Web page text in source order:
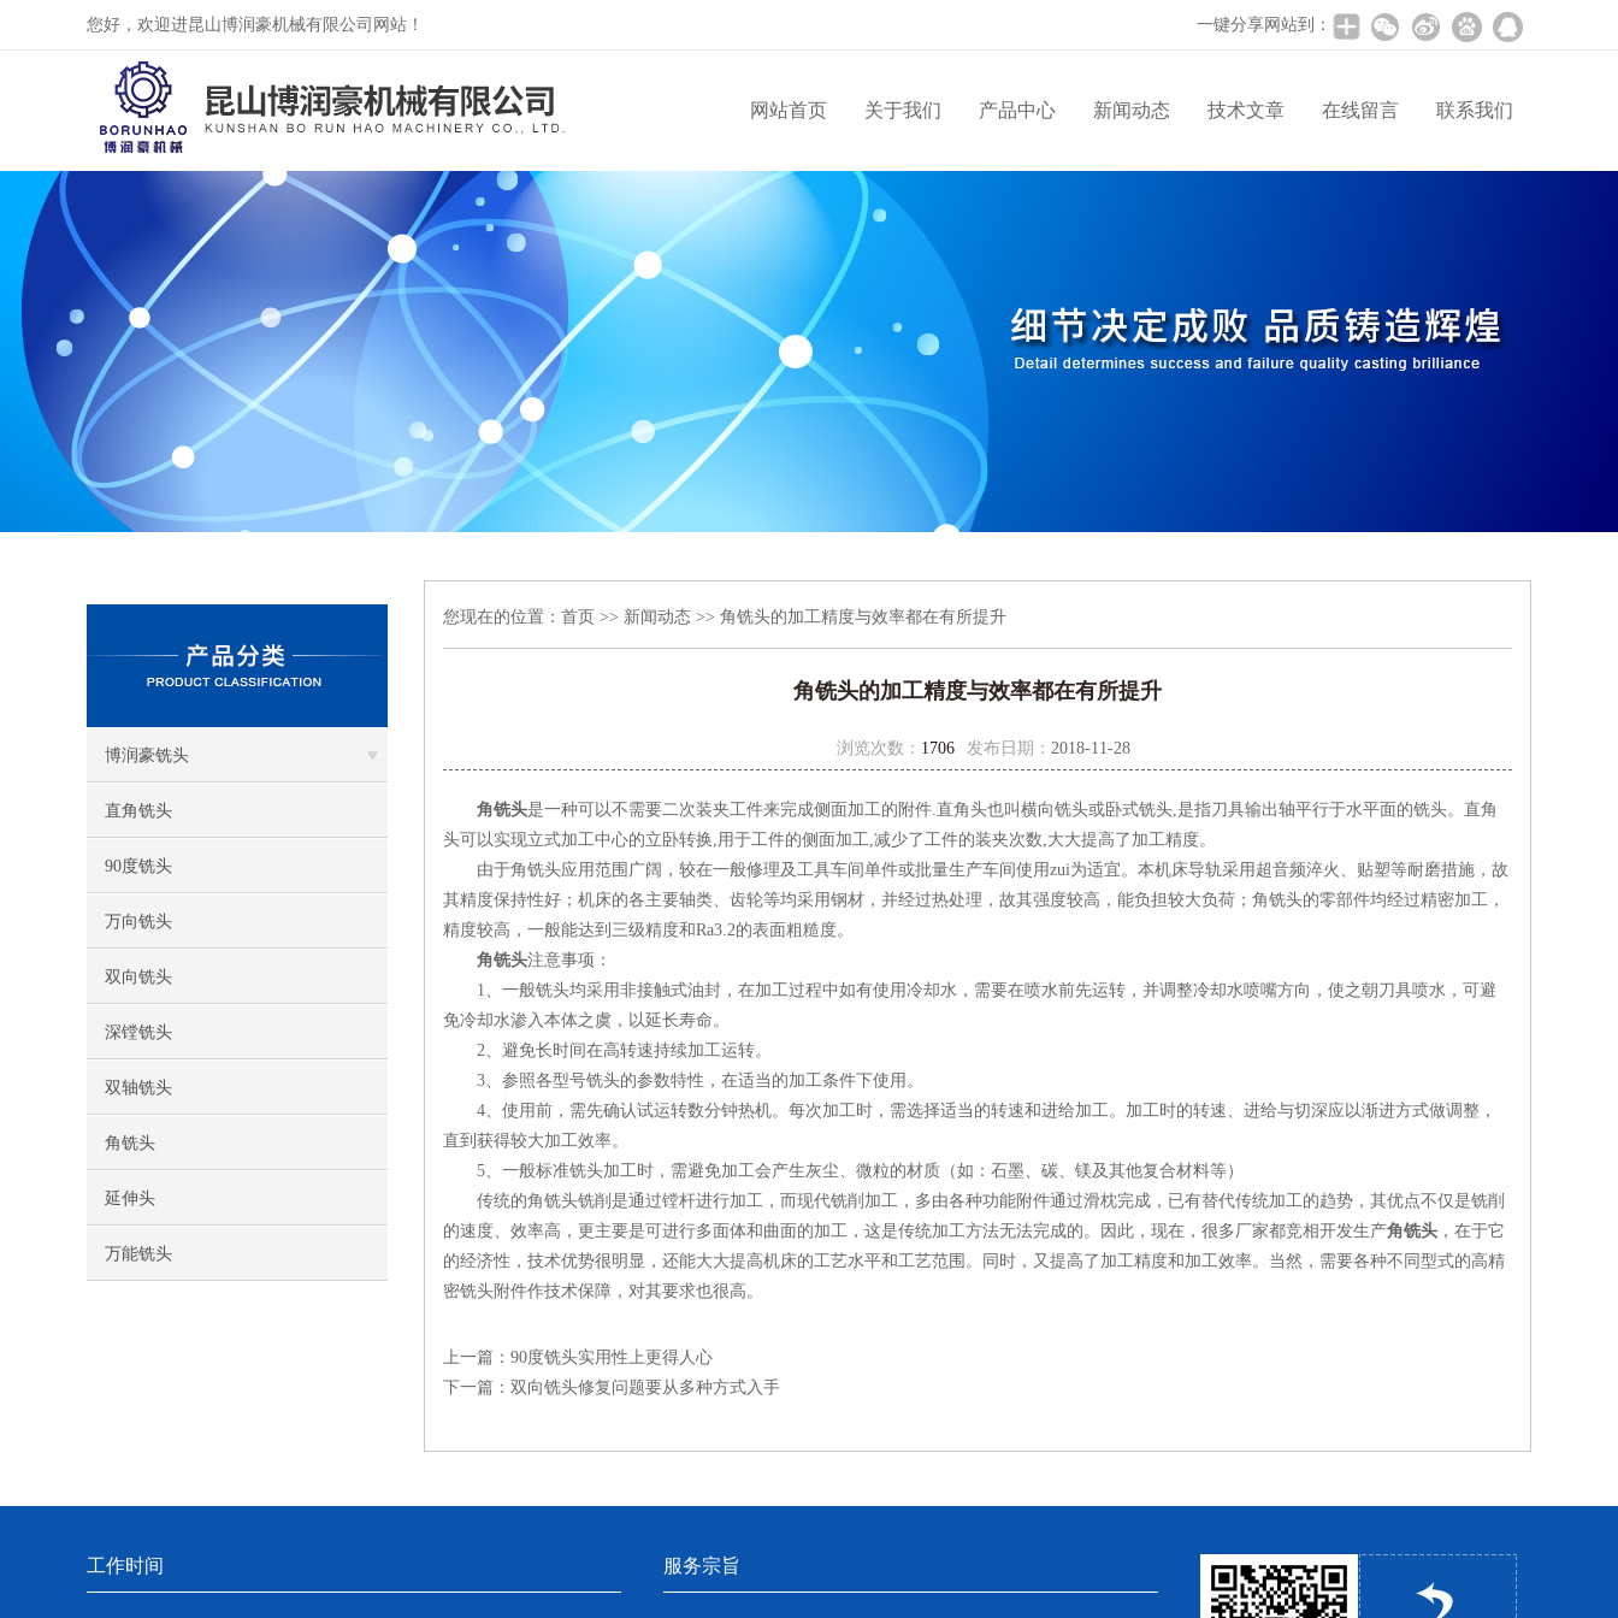
您好，欢迎进昆山博润豪机械有限公司网站！ 一键分享网站到：
网站首页 关于我们 产品中心 新闻动态 技术文章 在线留言 联系我们
博润豪铣头
直角铣头
90度铣头
万向铣头
双向铣头
深镗铣头
双轴铣头
角铣头
延伸头
万能铣头
您现在的位置： 首页 >> 新闻动态 >> 角铣头的加工精度与效率都在有所提升
角铣头的加工精度与效率都在有所提升
浏览次数： 1706 发布日期： 2018-11-28
角铣头是一种可以不需要二次装夹工件来完成侧面加工的附件.直角头也叫横向铣头或卧式铣头,是指刀具输出轴平行于水平面的铣头。直角
头可以实现立式加工中心的立卧转换,用于工件的侧面加工,减少了工件的装夹次数,大大提高了加工精度。
由于角铣头应用范围广阔，较在一般修理及工具车间单件或批量生产车间使用zui为适宜。本机床导轨采用超音频淬火、贴塑等耐磨措施，故
其精度保持性好；机床的各主要轴类、齿轮等均采用钢材，并经过热处理，故其强度较高，能负担较大负荷；角铣头的零部件均经过精密加工，
精度较高，一般能达到三级精度和Ra3.2的表面粗糙度。
角铣头注意事项：
1、一般铣头均采用非接触式油封，在加工过程中如有使用冷却水，需要在喷水前先运转，并调整冷却水喷嘴方向，使之朝刀具喷水，可避
免冷却水渗入本体之虞，以延长寿命。
2、避免长时间在高转速持续加工运转。
3、参照各型号铣头的参数特性，在适当的加工条件下使用。
4、使用前，需先确认试运转数分钟热机。每次加工时，需选择适当的转速和进给加工。加工时的转速、进给与切深应以渐进方式做调整，
直到获得较大加工效率。
5、一般标准铣头加工时，需避免加工会产生灰尘、微粒的材质（如：石墨、碳、镁及其他复合材料等）
传统的角铣头铣削是通过镗杆进行加工，而现代铣削加工，多由各种功能附件通过滑枕完成，已有替代传统加工的趋势，其优点不仅是铣削
的速度、效率高，更主要是可进行多面体和曲面的加工，这是传统加工方法无法完成的。因此，现在，很多厂家都竞相开发生产角铣头 ，在于它
的经济性，技术优势很明显，还能大大提高机床的工艺水平和工艺范围。同时，又提高了加工精度和加工效率。当然，需要各种不同型式的高精
密铣头附件作技术保障，对其要求也很高。
上一篇： 90度铣头实用性上更得人心
下一篇： 双向铣头修复问题要从多种方式入手
工作时间 服务宗旨